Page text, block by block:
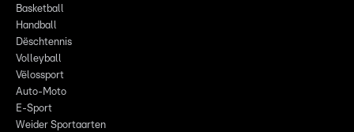
Basketball
Handball
Dëschtennis
Volleyball
Vëlossport
Auto-Moto
E-Sport
Weider Sportaarten